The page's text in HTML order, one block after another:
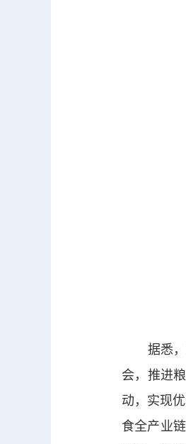
据悉，好
会，推进
动，实现
食全产业